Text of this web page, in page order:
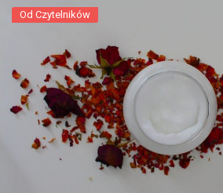
Od Czytelników